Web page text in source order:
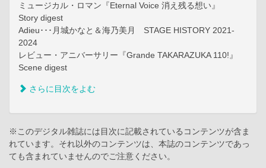
ミュージカル・ロマン『Eternal Voice 消え残る想い』
Story digest
Adieu･･･月城かなと＆海乃美月 STAGE HISTORY 2021-
2024
レビュー・アニバーサリー『Grande TAKARAZUKA 110!』
Scene digest
さらに目次をよむ
※このデジタル雑誌には目次に記載されているコンテンツが含ま
れています。それ以外のコンテンツは、本誌のコンテンツであっ
ても含まれていませんのでご注意ください。